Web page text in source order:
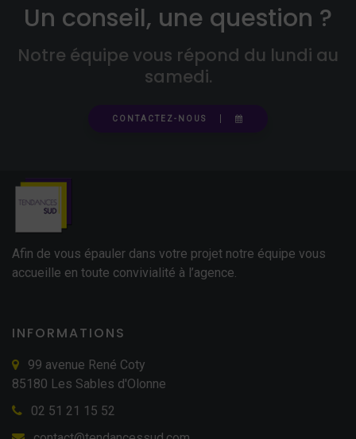
Un conseil, une question ?
Notre équipe vous répond du lundi au
samedi.
CONTACTEZ-NOUS
Afin de vous épauler dans votre projet notre équipe vous
accueille en toute convivialité à l’agence.
INFORMATIONS
99 avenue René Coty
85180 Les Sables d'Olonne
02 51 21 15 52